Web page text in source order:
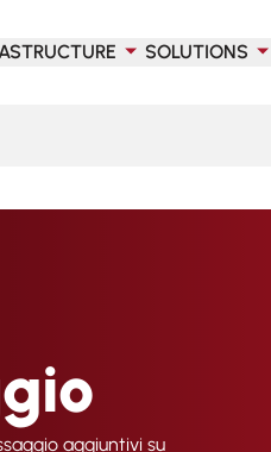
SOLUTIONS
aggiuntivi su